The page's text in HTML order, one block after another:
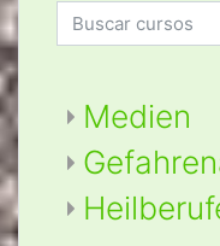
Buscar cursos
Medien